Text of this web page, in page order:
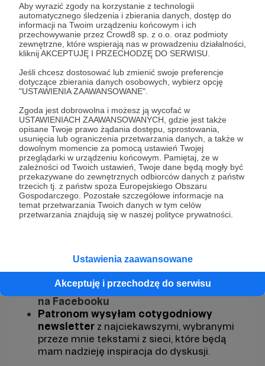
Aby wyrazić zgody na korzystanie z technologii
automatycznego śledzenia i zbierania danych, dostęp do
informacji na Twoim urządzeniu końcowym i ich
przechowywanie przez Crowd8 sp. z o.o. oraz podmioty
zewnętrzne, które wspierają nas w prowadzeniu działalności,
kliknij AKCEPTUJĘ I PRZECHODZĘ DO SERWISU.
Jeśli chcesz dostosować lub zmienić swoje preferencje
dotyczące zbierania danych osobowych, wybierz opcję
"USTAWIENIA ZAAWANSOWANE".
Zgoda jest dobrowolna i możesz ją wycofać w
USTAWIENIACH ZAAWANSOWANYCH, gdzie jest także
opisane Twoje prawo żądania dostępu, sprostowania,
usunięcia lub ograniczenia przetwarzania danych, a także w
dowolnym momencie za pomocą ustawień Twojej
przeglądarki w urządzeniu końcowym. Pamiętaj, że w
zależności od Twoich ustawień, Twoje dane będą mogły być
przekazywane do zewnętrznych odbiorców danych z państw
trzecich tj. z państw spoza Europejskiego Obszaru
Gospodarczego. Pozostałe szczegółowe informacje na
temat przetwarzania Twoich danych w tym celów
przetwarzania znajdują się w naszej polityce prywatności.
Ustawienia zaawansowane
Akceptuję i przechodzę do serwisu
Wszyscy Patroni stają się członkami
Społeczności Układu Otwartego.
W Społeczności Układu Otwartego każdy ma
takie sama prawa - niezależnie od wysokości
kwoty, którą chce wspiera ten projekt. Czy
wpłacacie 10, 20, 35, 50, 100, 250, 500 zł czy
więcej – jestem Wam tak samo wdzięczny, bo
zdaję sobie sprawę, że wysokość wpłat zależy od
stanu Waszego portfela, sytuacji życiowej i
momentu rozwoju zawodowego.
Progi są różne, mojawdzięcznośćtaka sama!
Zapraszam Patronów do uczestnictwo w
zamkniętej grupie Patronów w aplikacji
Discord.Tam w tematycznychpokojach
programów, z którymi będziecie mogli wejść
w bezpośredni kontakt
Zapraszam także do w grupy Patronów
na Facebooku
Patronom wysyłam cotygodniowy
newsletter z najciekawszymi, wybranymi
przeze mnie tekstami z sieci, które będą
mam nadzieję inspiracja do dyskusji.